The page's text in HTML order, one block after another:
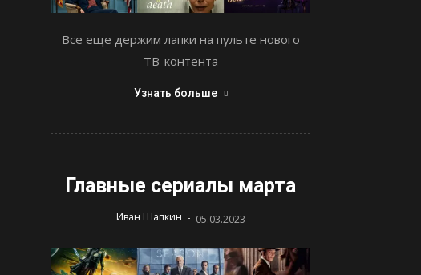
Все еще держим лапки на пульте нового
ТВ-контента
Узнать больше
Главные сериалы марта
Иван Шапкин - 05.03.2023